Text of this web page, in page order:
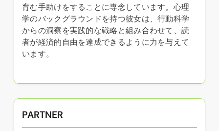
育む手助けをすることに専念しています。心理
学のバックグラウンドを持つ彼女は、行動科学
からの洞察を実践的な戦略と組み合わせて、読
者が経済的自由を達成できるように力を与えて
います。
PARTNER